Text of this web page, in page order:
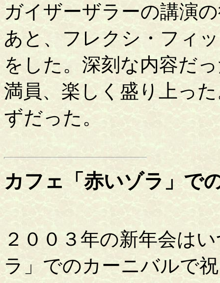
ガイザーザラーの講演
あと、フレクシ・フィ
をした。深刻な内容だ
満員、楽しく盛り上っ
ずだった。
カフェ「赤いゾラ」で
２００３年の新年会は
ラ」でのカーニバルで